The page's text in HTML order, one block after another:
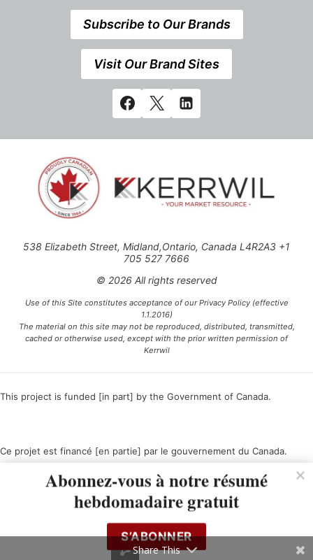
Subscribe to Our Brands
Visit Our Brand Sites
538 Elizabeth Street, Midland,Ontario, Canada L4R2A3 +1
705 527 7666
© 2026 All rights reserved
Use of this Site constitutes acceptance of our Privacy Policy (effective
1.1.2016)
The material on this site may not be reproduced, distributed, transmitted,
cached or otherwise used, except with the prior written permission of
Kerrwil
This project is funded [in part] by the Government of Canada.
Ce projet est financé [en partie] par le gouvernement du Canada.
Abonnez-vous à notre résumé
hebdomadaire gratuit
S’ABONNER
Share This